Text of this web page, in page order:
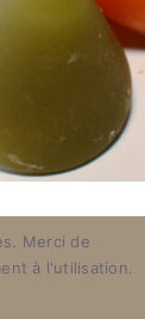
Merci de
à l'utilisation.